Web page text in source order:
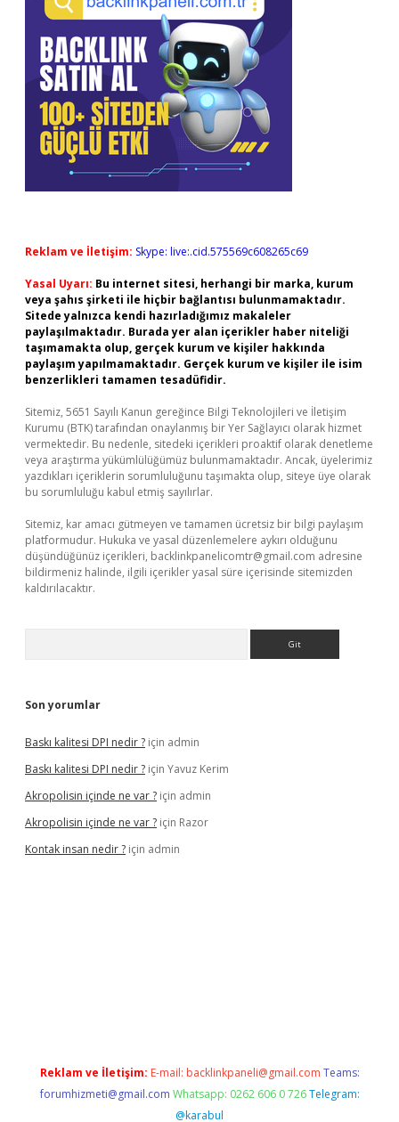
Reklam ve İletişim: Skype: live:.cid.575569c608265c69
Yasal Uyarı: Bu internet sitesi, herhangi bir marka, kurum
veya şahıs şirketi ile hiçbir bağlantısı bulunmamaktadır.
Sitede yalnızca kendi hazırladığımız makaleler
paylaşılmaktadır. Burada yer alan içerikler haber niteliği
taşımamakta olup, gerçek kurum ve kişiler hakkında
paylaşım yapılmamaktadır. Gerçek kurum ve kişiler ile isim
benzerlikleri tamamen tesadüfidir.
Sitemiz, 5651 Sayılı Kanun gereğince Bilgi Teknolojileri ve İletişim
Kurumu (BTK) tarafından onaylanmış bir Yer Sağlayıcı olarak hizmet
vermektedir. Bu nedenle, sitedeki içerikleri proaktif olarak denetleme
veya araştırma yükümlülüğümüz bulunmamaktadır. Ancak, üyelerimiz
yazdıkları içeriklerin sorumluluğunu taşımakta olup, siteye üye olarak
bu sorumluluğu kabul etmiş sayılırlar.
Sitemiz, kar amacı gütmeyen ve tamamen ücretsiz bir bilgi paylaşım
platformudur. Hukuka ve yasal düzenlemelere aykırı olduğunu
düşündüğünüz içerikleri, backlinkpanelicomtr@gmail.com adresine
bildirmeniz halinde, ilgili içerikler yasal süre içerisinde sitemizden
kaldırılacaktır.
Son yorumlar
Baskı kalitesi DPI nedir ? için admin
Baskı kalitesi DPI nedir ? için Yavuz Kerim
Akropolisin içinde ne var ? için admin
Akropolisin içinde ne var ? için Razor
Kontak insan nedir ? için admin
Reklam ve İletişim: E-mail: backlinkpaneli@gmail.com Teams:
forumhizmeti@gmail.com Whatsapp: 0262 606 0 726 Telegram:
@karabul